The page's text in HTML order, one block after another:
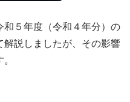
５年度（令和４年分）の
説しましたが、その影響